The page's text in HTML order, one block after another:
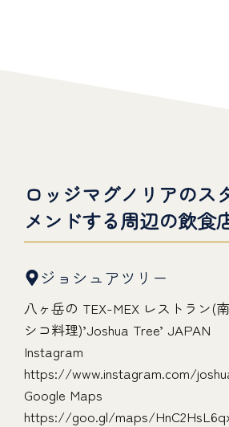
ロッジマグノリアのス
メンドする周辺の飲食
ジョシュアツリー
八ヶ岳の TEX-MEX レストラン(
シコ料理)’Joshua Tree’ JAPAN
Instagram
https://www.instagram.com/
Google Maps
https://goo.gl/maps/